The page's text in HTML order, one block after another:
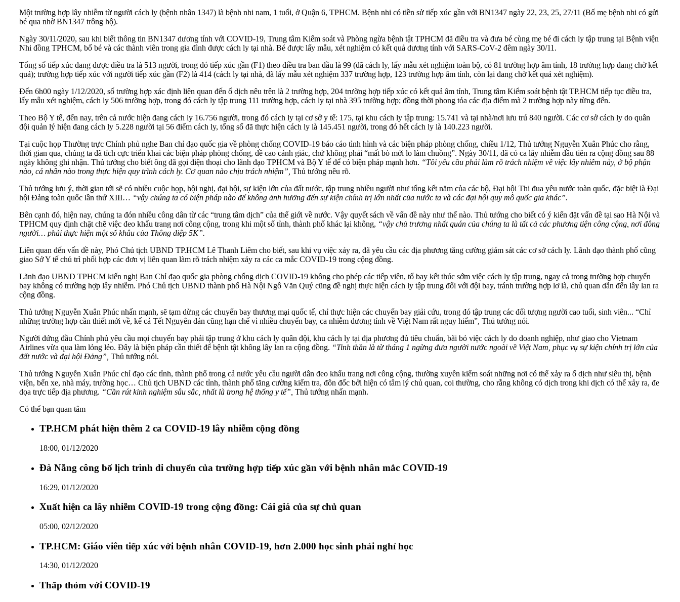
Một trường hợp lây nhiễm từ người cách ly (bệnh nhân 1347) là bệnh nhi nam, 1 tuổi, ở Quận 6, TPHCM. Bệnh nhi có tiền sử tiếp xúc gần với BN1347 ngày 22, 23, 25, 27/11 (Bố mẹ bệnh nhi có gửi
bé qua nhờ BN1347 trông hộ).
Ngày 30/11/2020, sau khi biết thông tin BN1347 dương tính với COVID-19, Trung tâm Kiểm soát và Phòng ngừa bệnh tật TPHCM đã điều tra và đưa bé cùng mẹ bé đi cách ly tập trung tại Bệnh viện
Nhi đồng TPHCM, bố bé và các thành viên trong gia đình được cách ly tại nhà. Bé được lấy mẫu, xét nghiệm có kết quả dương tính với SARS-CoV-2 đêm ngày 30/11.
Tổng số tiếp xúc đang được điều tra là 513 người, trong đó tiếp xúc gần (F1) theo điều tra ban đầu là 99 (đã cách ly, lấy mẫu xét nghiệm toàn bộ, có 81 trường hợp âm tính, 18 trường hợp đang chờ kết
quả); trường hợp tiếp xúc với người tiếp xúc gần (F2) là 414 (cách ly tại nhà, đã lấy mẫu xét nghiệm 337 trường hợp, 123 trường hợp âm tính, còn lại đang chờ kết quả xét nghiệm).
Đến 6h00 ngày 1/12/2020, số trường hợp xác định liên quan đến ổ dịch nêu trên là 2 trường hợp, 204 trường hợp tiếp xúc có kết quả âm tính, Trung tâm Kiểm soát bệnh tật TP.HCM tiếp tục điều tra,
lấy mẫu xét nghiệm, cách ly 506 trường hợp, trong đó cách ly tập trung 111 trường hợp, cách ly tại nhà 395 trường hợp; đồng thời phong tỏa các địa điểm mà 2 trường hợp này từng đến.
Theo Bộ Y tế, đến nay, trên cả nước hiện đang cách ly 16.756 người, trong đó cách ly tại cơ sở y tế: 175, tại khu cách ly tập trung: 15.741 và tại nhà/nơi lưu trú 840 người. Các cơ sở cách ly do quân
đội quản lý hiện đang cách ly 5.228 người tại 56 điểm cách ly, tổng số đã thực hiện cách ly là 145.451 người, trong đó hết cách ly là 140.223 người.
Tại cuộc họp Thường trực Chính phủ nghe Ban chỉ đạo quốc gia về phòng chống COVID-19 báo cáo tình hình và các biện pháp phòng chống, chiều 1/12, Thủ tướng Nguyễn Xuân Phúc cho rằng,
thời gian qua, chúng ta đã tích cực triển khai các biện pháp phòng chống, đề cao cảnh giác, chứ không phải “mất bò mới lo làm chuồng”. Ngày 30/11, đã có ca lây nhiễm đầu tiên ra cộng đồng sau 88
ngày không ghi nhận. Thủ tướng cho biết ông đã gọi điện thoại cho lãnh đạo TPHCM và Bộ Y tế để có biện pháp mạnh hơn. “Tôi yêu cầu phải làm rõ trách nhiệm về việc lây nhiễm này, ở bộ phận
nào, cá nhân nào trong thực hiện quy trình cách ly. Cơ quan nào chịu trách nhiệm”, Thủ tướng nêu rõ.
Thủ tướng lưu ý, thời gian tới sẽ có nhiều cuộc họp, hội nghị, đại hội, sự kiện lớn của đất nước, tập trung nhiều người như tổng kết năm của các bộ, Đại hội Thi đua yêu nước toàn quốc, đặc biệt là Đại
hội Đảng toàn quốc lần thứ XIII… “vậy chúng ta có biện pháp nào để không ảnh hưởng đến sự kiện chính trị lớn nhất của nước ta và các đại hội quy mô quốc gia khác”.
Bên cạnh đó, hiện nay, chúng ta đón nhiều công dân từ các “trung tâm dịch” của thế giới về nước. Vậy quyết sách về vấn đề này như thế nào. Thủ tướng cho biết có ý kiến đặt vấn đề tại sao Hà Nội và
TPHCM quy định chặt chẽ việc đeo khẩu trang nơi công cộng, trong khi một số tỉnh, thành phố khác lại không, “vậy chủ trương nhất quán của chúng ta là tất cả các phương tiện công cộng, nơi đông
người… phải thực hiện một số khâu của Thông điệp 5K”.
Liên quan đến vấn đề này, Phó Chủ tịch UBND TP.HCM Lê Thanh Liêm cho biết, sau khi vụ việc xảy ra, đã yêu cầu các địa phương tăng cường giám sát các cơ sở cách ly. Lãnh đạo thành phố cũng
giao Sở Y tế chủ trì phối hợp các đơn vị liên quan làm rõ trách nhiệm xảy ra các ca mắc COVID-19 trong cộng đồng.
Lãnh đạo UBND TPHCM kiến nghị Ban Chỉ đạo quốc gia phòng chống dịch COVID-19 không cho phép các tiếp viên, tổ bay kết thúc sớm việc cách ly tập trung, ngay cả trong trường hợp chuyến
bay không có trường hợp lây nhiễm. Phó Chủ tịch UBND thành phố Hà Nội Ngô Văn Quý cũng đề nghị thực hiện cách ly tập trung đối với đội bay, tránh trường hợp lơ là, chủ quan dẫn đến lây lan ra
cộng đồng.
Thủ tướng Nguyễn Xuân Phúc nhấn mạnh, sẽ tạm dừng các chuyến bay thương mại quốc tế, chỉ thực hiện các chuyến bay giải cứu, trong đó tập trung các đối tượng người cao tuổi, sinh viên... “Chỉ
những trường hợp cần thiết mới về, kể cả Tết Nguyên đán cũng hạn chế vì nhiều chuyến bay, ca nhiễm dương tính về Việt Nam rất nguy hiểm”, Thủ tướng nói.
Người đứng đầu Chính phủ yêu cầu mọi chuyến bay phải tập trung ở khu cách ly quân đội, khu cách ly tại địa phương đủ tiêu chuẩn, bãi bỏ việc cách ly do doanh nghiệp, như giao cho Vietnam
Airlines vừa qua làm lỏng lẻo. Đây là biện pháp cần thiết để bệnh tật không lây lan ra cộng đồng. “Tinh thần là từ tháng 1 ngừng đưa người nước ngoài về Việt Nam, phục vụ sự kiện chính trị lớn của
đất nước và đại hội Đảng”, Thủ tướng nói.
Thủ tướng Nguyễn Xuân Phúc chỉ đạo các tỉnh, thành phố trong cả nước yêu cầu người dân đeo khẩu trang nơi công cộng, thường xuyên kiểm soát những nơi có thể xảy ra ổ dịch như siêu thị, bệnh
viện, bến xe, nhà máy, trường học… Chủ tịch UBND các tỉnh, thành phố tăng cường kiểm tra, đôn đốc bởi hiện có tâm lý chủ quan, coi thường, cho rằng không có dịch trong khi dịch có thể xảy ra, đe
dọa trực tiếp địa phương. “Cần rút kinh nghiệm sâu sắc, nhất là trong hệ thống y tế”, Thủ tướng nhấn mạnh.
Có thể bạn quan tâm
TP.HCM phát hiện thêm 2 ca COVID-19 lây nhiễm cộng đồng
18:00, 01/12/2020
Đà Nẵng công bố lịch trình di chuyển của trường hợp tiếp xúc gần với bệnh nhân mắc COVID-19
16:29, 01/12/2020
Xuất hiện ca lây nhiễm COVID-19 trong cộng đồng: Cái giá của sự chủ quan
05:00, 02/12/2020
TP.HCM: Giáo viên tiếp xúc với bệnh nhân COVID-19, hơn 2.000 học sinh phải nghỉ học
14:30, 01/12/2020
Thấp thỏm với COVID-19